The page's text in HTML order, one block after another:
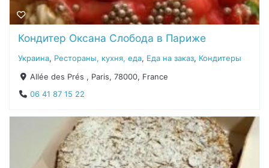
Кондитер Оксана Слобода в Париже
Украина, Рестораны, кухня, еда, Еда на заказ, Кондитеры
Allée des Prés , Paris, 78000, France
06 41 87 15 22